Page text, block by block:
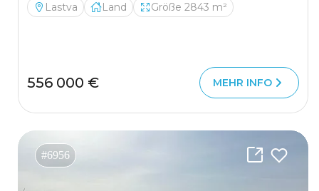
Lastva Land Größe 2843 m²
556 000 € MEHR INFO
#6956